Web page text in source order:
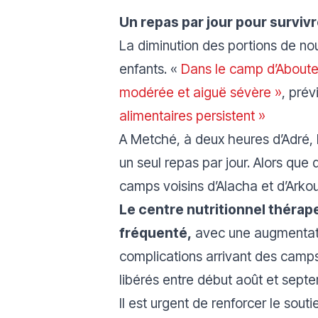
Un repas par jour pour
La diminution des portions de
enfants. « Dans le camp
modérée et aiguë sévère »,
alimentaires persistent »
A Metché, à deux heures
un seul repas par jour. Alors
camps voisins d’Alacha et
Le centre nutritionnel
fréquenté, avec une
complications arrivant des
libérés entre début août et
Il est urgent de renforcer le